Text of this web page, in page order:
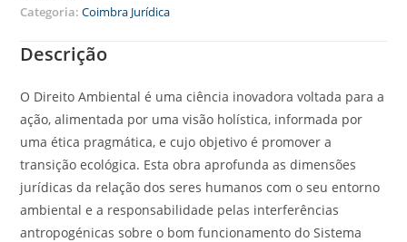
Categoria:Coimbra Jurídica
Descrição
O Direito Ambiental é uma ciência inovadora voltada para a
ação, alimentada por uma visão holística, informada por
uma ética pragmática, e cujo objetivo é promover a
transição ecológica. Esta obra aprofunda as dimensões
jurídicas da relação dos seres humanos com o seu entorno
ambiental e a responsabilidade pelas interferências
antropogénicas sobre o bom funcionamento do Sistema